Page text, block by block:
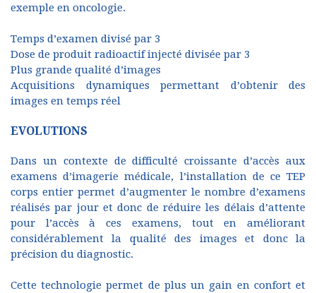
exemple en oncologie.
Temps d’examen divisé par 3
Dose de produit radioactif injecté divisée par 3
Plus grande qualité d’images
Acquisitions dynamiques permettant d’obtenir des
images en temps réel
EVOLUTIONS
Dans un contexte de difficulté croissante d’accès aux
examens d’imagerie médicale, l’installation de ce TEP
corps entier permet d’augmenter le nombre d’examens
réalisés par jour et donc de réduire les délais d’attente
pour l’accès à ces examens, tout en améliorant
considérablement la qualité des images et donc la
précision du diagnostic.
Cette technologie permet de plus un gain en confort et